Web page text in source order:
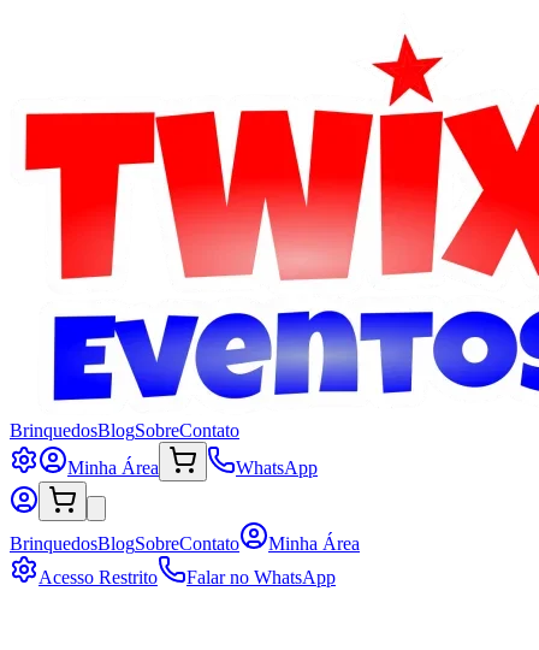
BrinquedosBlogSobreContato
Minha Área
WhatsApp
BrinquedosBlogSobreContato
Minha Área
Acesso Restrito
Falar no WhatsApp